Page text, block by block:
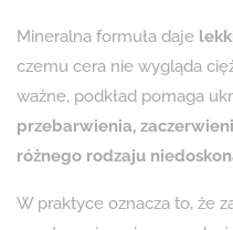
Mineralna formuła daje
czemu cera nie wygląda
ważne, podkład pomaga
przebarwienia,
różnego rodzaju
W praktyce oznacza to, że